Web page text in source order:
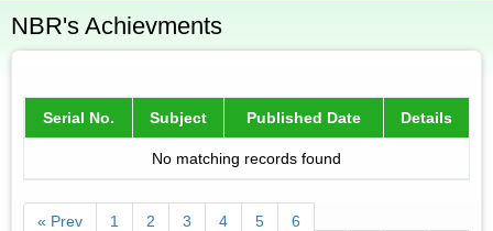
NBR's Achievments
Serial No. Subject Published Date Details
No matching records found
« Prev 1 2 3 4 5
6